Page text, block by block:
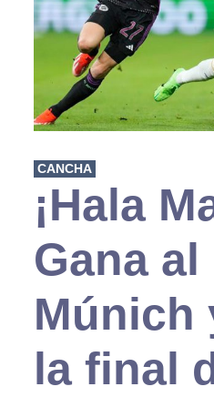
CANCHA
¡Hala
Gana
Múnich
la final